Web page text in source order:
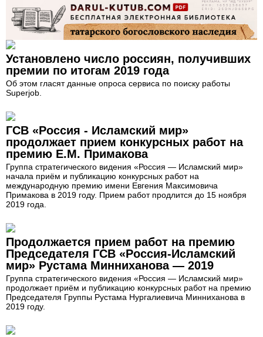
Установлено число россиян, получивших
премии по итогам 2019 года
Об этом гласят данные опроса сервиса по поиску работы
Superjob.
ГСВ «Россия - Исламский мир»
продолжает прием конкурсных работ на
премию Е.М. Примакова
Группа стратегического видения «Россия — Исламский мир»
начала приём и публикацию конкурсных работ на
международную премию имени Евгения Максимовича
Примакова в 2019 году. Прием работ продлится до 15 ноября
2019 года.
Продолжается прием работ на премию
Председателя ГСВ «Россия-Исламский
мир» Рустама Минниханова — 2019
Группа стратегического видения «Россия — Исламский мир»
продолжает приём и публикацию конкурсных работ на премию
Председателя Группы Рустама Нургалиевича Минниханова в
2019 году.